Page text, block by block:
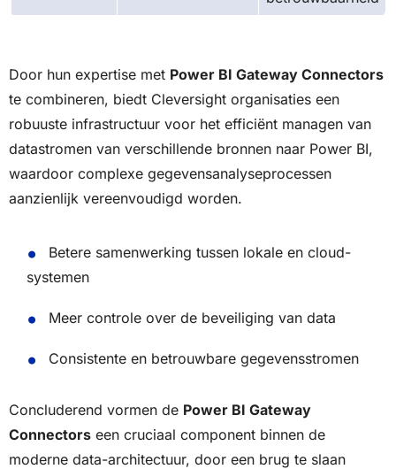
Door hun expertise met Power BI Gateway Connectors
te combineren, biedt Cleversight organisaties een
robuuste infrastructuur voor het efficiënt managen van
datastromen van verschillende bronnen naar Power BI,
waardoor complexe gegevensanalyseprocessen
aanzienlijk vereenvoudigd worden.
Betere samenwerking tussen lokale en cloud-
systemen
Meer controle over de beveiliging van data
Consistente en betrouwbare gegevensstromen
Concluderend vormen de Power BI Gateway
Connectors een cruciaal component binnen de
moderne data-architectuur, door een brug te slaan